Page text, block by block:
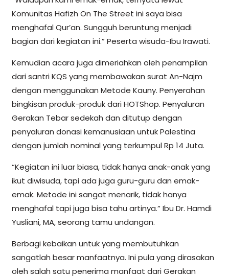
Komunitas Hafizh On The Street ini saya bisa
menghafal Qur’an. Sungguh beruntung menjadi
bagian dari kegiatan ini.” Peserta wisuda-Ibu Irawati.
Kemudian acara juga dimeriahkan oleh penampilan
dari santri KQS yang membawakan surat An-Najm
dengan menggunakan Metode Kauny. Penyerahan
bingkisan produk-produk dari HOTShop. Penyaluran
Gerakan Tebar sedekah dan ditutup dengan
penyaluran donasi kemanusiaan untuk Palestina
dengan jumlah nominal yang terkumpul Rp 14 Juta.
“Kegiatan ini luar biasa, tidak hanya anak-anak yang
ikut diwisuda, tapi ada juga guru-guru dan emak-
emak. Metode ini sangat menarik, tidak hanya
menghafal tapi juga bisa tahu artinya.” Ibu Dr. Hamdi
Yusliani, MA, seorang tamu undangan.
Berbagi kebaikan untuk yang membutuhkan
sangatlah besar manfaatnya. Ini pula yang dirasakan
oleh salah satu penerima manfaat dari Gerakan